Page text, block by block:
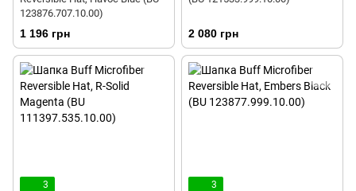
123876.707.10.00)
1 196 грн 2 080 грн
3
3